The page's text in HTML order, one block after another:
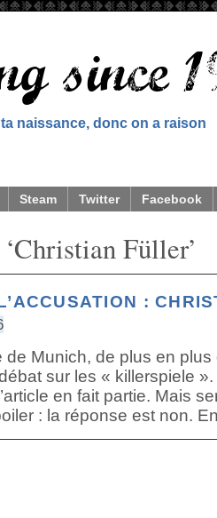
naissance, donc on a raison
Steam Twitter Facebook
Füller’
:
de Munich, de plus en
sur les « killerspiele
en fait partie. Mais
: la réponse est non.